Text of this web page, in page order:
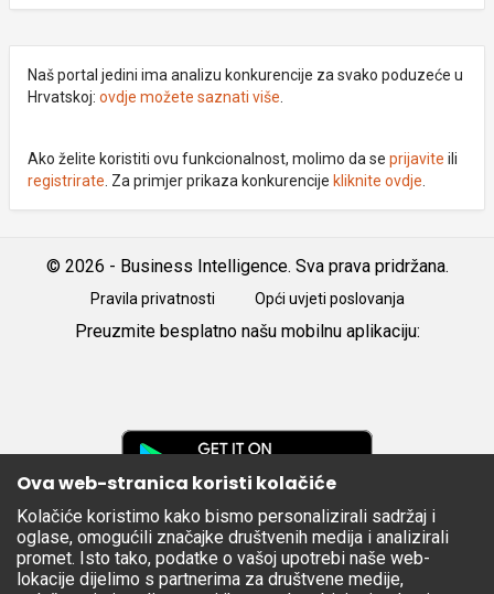
Naš portal jedini ima analizu konkurencije za svako poduzeće u
Hrvatskoj: ovdje možete saznati više
Ako želite koristiti ovu funkcionalnost, molimo da se prijavite ili
registrirate . Za primjer prikaza konkurencije kliknite ovdje
© 2026 - Business Intelligence. Sva prava pridržana.
Pravila privatnosti Opći uvjeti poslovanja
Preuzmite besplatno našu mobilnu aplikaciju:
Apple
Store
Ova web-stranica koristi kolačiće
Kolačiće koristimo kako bismo personalizirali sadržaj i
oglase, omogućili značajke društvenih medija i analizirali
promet. Isto tako, podatke o vašoj upotrebi naše web-
lokacije dijelimo s partnerima za društvene medije,